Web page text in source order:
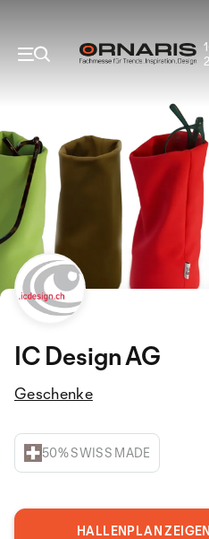
IC Design AG
Geschenke
50% SWISS MADE
HALLENPLAN ZEIGEN